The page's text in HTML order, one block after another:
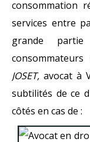
consommation
services entre
grande
JOSET, avocat à
subtilités de ce
côtés en cas de :